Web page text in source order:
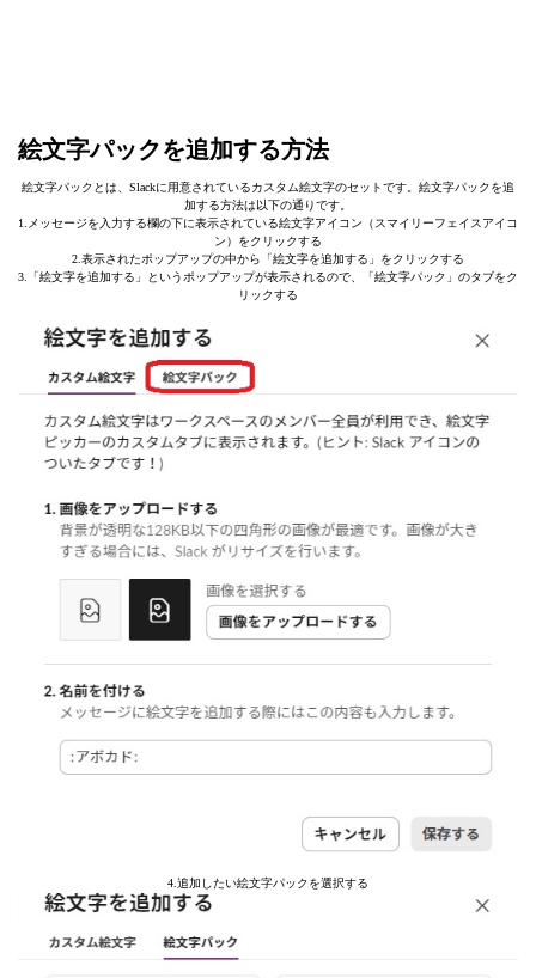
絵文字パックを追加する方法
絵文字パックとは、Slackに用意されているカスタム絵文字のセットです。絵文字パックを追
加する方法は以下の通りです。
1.メッセージを入力する欄の下に表示されている絵文字アイコン（スマイリーフェイスアイコ
ン）をクリックする
2.表示されたポップアップの中から「絵文字を追加する」をクリックする
3.「絵文字を追加する」というポップアップが表示されるので、「絵文字パック」のタブをク
リックする
4.追加したい絵文字パックを選択する